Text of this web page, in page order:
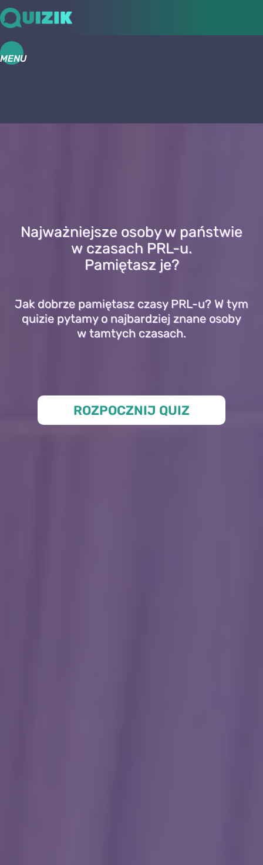
MENU
Najważniejsze osoby w państwie
w czasach PRL-u.
Pamiętasz je?
Jak dobrze pamiętasz czasy PRL-u? W tym
quizie pytamy o najbardziej znane osoby
w tamtych czasach.
ROZPOCZNIJ QUIZ